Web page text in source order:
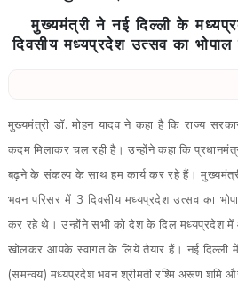
मुख्यमंत्री ने नई दिल्ली के
दिवसीय मध्यप्रदेश उत्सव का
मुख्यमंत्री डॉ. मोहन यादव ने कहा है कि राज्य
कदम मिलाकर चल रही है। उन्होंने कहा कि
बढ़ने के संकल्प के साथ हम कार्य कर रहे हैं।
भवन परिसर में 3 दिवसीय मध्यप्रदेश उत्सव का
कर रहे थे। उन्होंने सभी को देश के दिल मध्यप्रदेश
खोलकर आपके स्वागत के लिये तैयार हैं। नई दिल्ली
(समन्वय) मध्यप्रदेश भवन श्रीमती रश्मि अरूण शमि